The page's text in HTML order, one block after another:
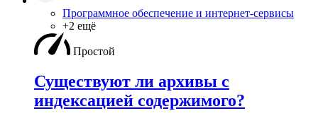
Программное обеспечение и интернет-сервисы
+2 ещё
Простой
Существуют ли архивы с
индексацией содержимого?